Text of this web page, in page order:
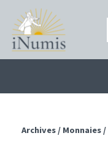
Archives / Monnaies /